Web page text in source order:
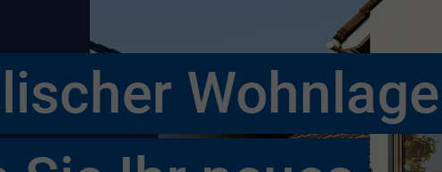
Wohnlage